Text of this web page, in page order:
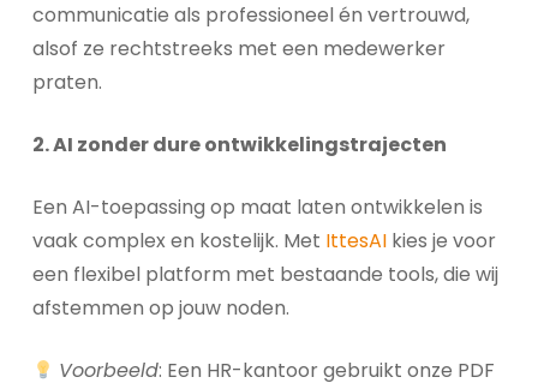
communicatie als professioneel én vertrouwd,
alsof ze rechtstreeks met een medewerker
praten.
2. AI zonder dure ontwikkelingstrajecten
Een AI-toepassing op maat laten ontwikkelen is
vaak complex en kostelijk. Met IttesAIkies je voor
een flexibel platform met bestaande tools, die wij
afstemmen op jouw noden.
Voorbeeld: Een HR-kantoor gebruikt onze PDF